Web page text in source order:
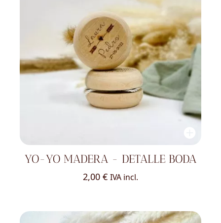
YO-YO MADERA - DETALLE BODA
2,00 € IVA incl.